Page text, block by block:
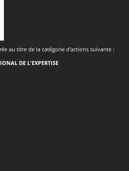
au titre de la catégorie d'actions suivante :
DE L'EXPERTISE